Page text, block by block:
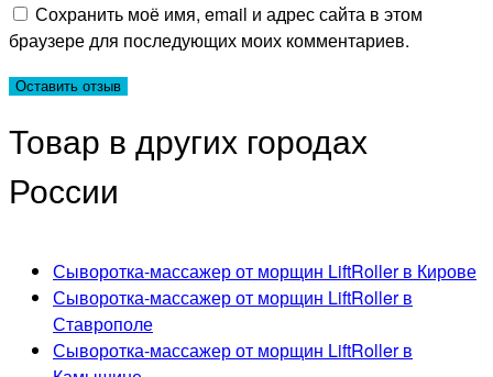
Сохранить моё имя, email и адрес сайта в этом
браузере для последующих моих комментариев.
Товар в других городах
России
Сыворотка-массажер от морщин LiftRoller в Кирове
Сыворотка-массажер от морщин LiftRoller в
Ставрополе
Сыворотка-массажер от морщин LiftRoller в